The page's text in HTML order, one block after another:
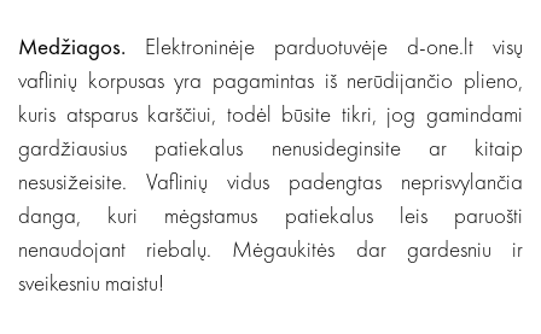
Medžiagos. Elektroninėje parduotuvėje d-one.lt visų
vaflinių korpusas yra pagamintas iš nerūdijančio plieno,
kuris atsparus karščiui, todėl būsite tikri, jog gamindami
gardžiausius patiekalus nenusideginsite ar kitaip
nesusižeisite. Vaflinių vidus padengtas neprisvylančia
danga, kuri mėgstamus patiekalus leis paruošti
nenaudojant riebalų. Mėgaukitės dar gardesniu ir
sveikesniu maistu!